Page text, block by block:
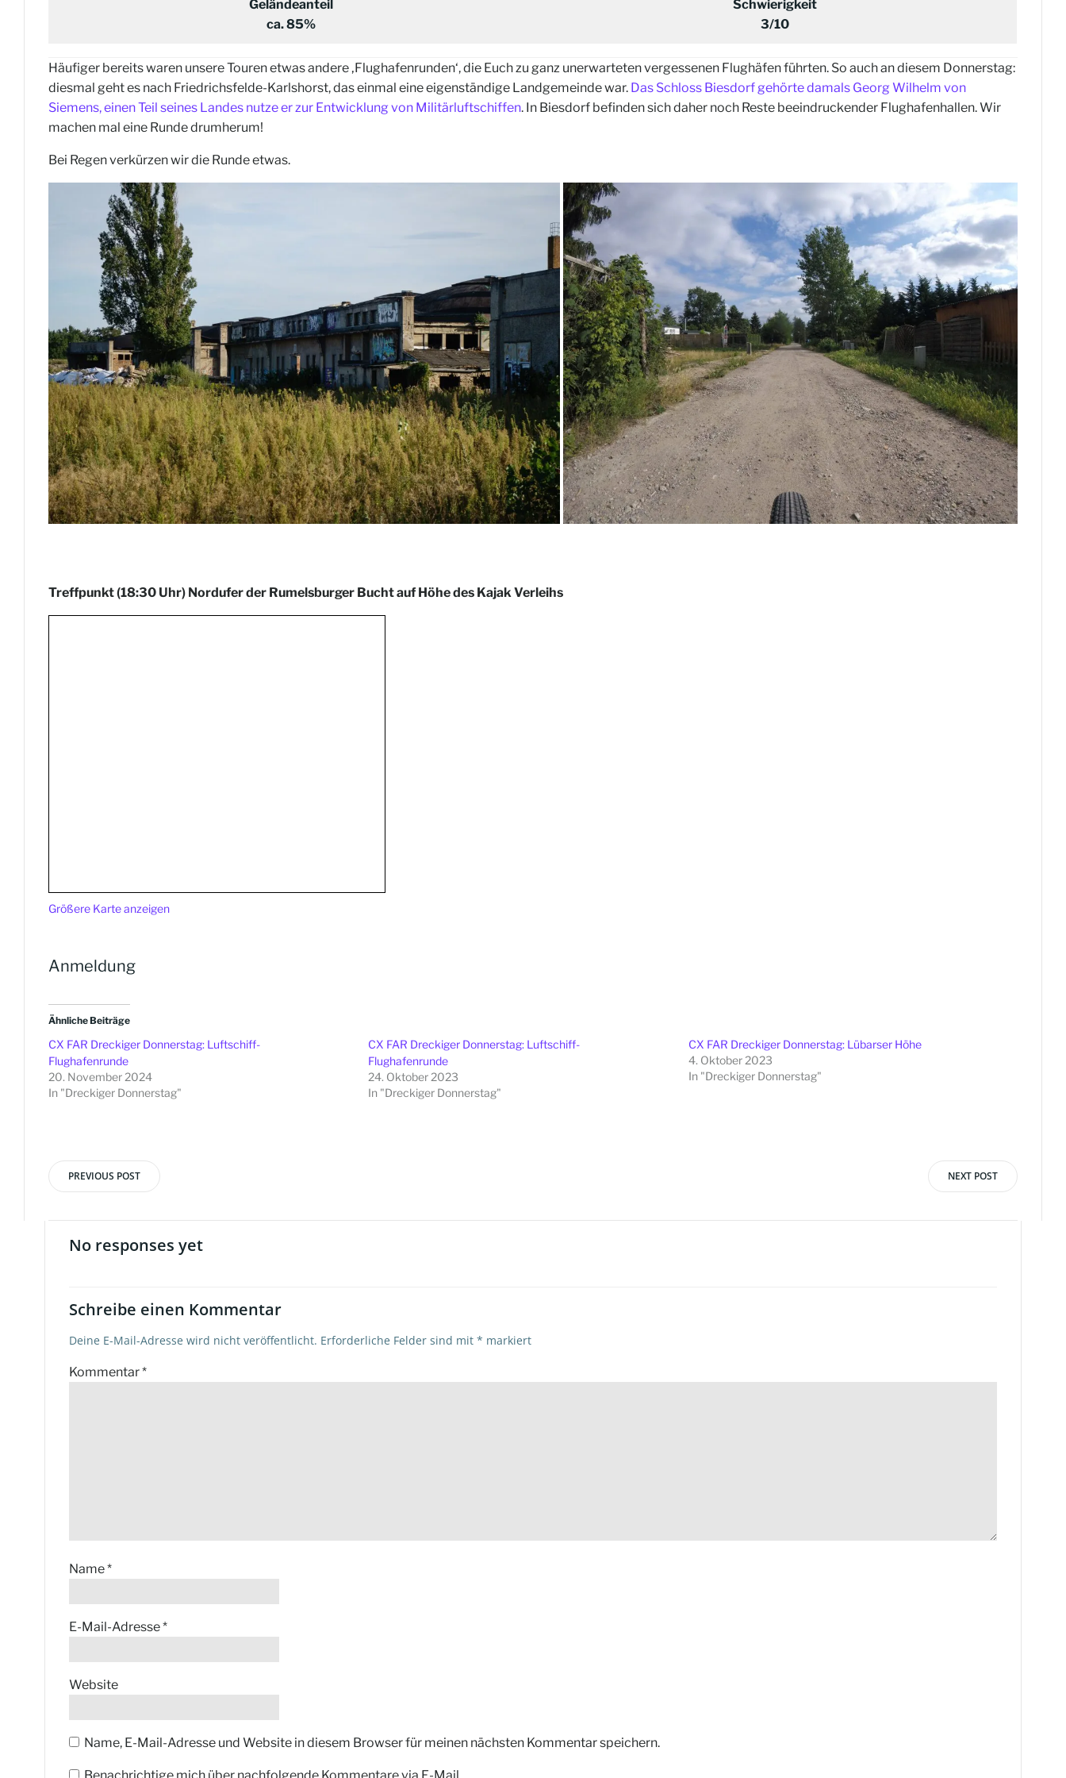
Geländeanteil
ca. 85%
Schwierigkeit
3/10
Häufiger bereits waren unsere Touren etwas andere ‚Flughafenrunden‘, die Euch zu ganz unerwarteten vergessenen Flughäfen führten. So auch an diesem Donnerstag:
diesmal geht es nach Friedrichsfelde-Karlshorst, das einmal eine eigenständige Landgemeinde war. Das Schloss Biesdorf gehörte damals Georg Wilhelm von
Siemens, einen Teil seines Landes nutze er zur Entwicklung von Militärluftschiffen. In Biesdorf befinden sich daher noch Reste beeindruckender Flughafenhallen. Wir
machen mal eine Runde drumherum!
Bei Regen verkürzen wir die Runde etwas.
Treffpunkt (18:30 Uhr) Nordufer der Rumelsburger Bucht auf Höhe des Kajak Verleihs
Größere Karte anzeigen
Anmeldung
Ähnliche Beiträge
CX FAR Dreckiger Donnerstag: Luftschiff-
Flughafenrunde
20. November 2024
In "Dreckiger Donnerstag"
CX FAR Dreckiger Donnerstag: Luftschiff-
Flughafenrunde
24. Oktober 2023
In "Dreckiger Donnerstag"
CX FAR Dreckiger Donnerstag: Lübarser Höhe
4. Oktober 2023
In "Dreckiger Donnerstag"
Beitragsnavigation
PREVIOUS POST
Beitragsnavigation
NEXT POST
No responses yet
Schreibe einen Kommentar
Deine E-Mail-Adresse wird nicht veröffentlicht. Erforderliche Felder sind mit * markiert
Kommentar*
Name*
E-Mail-Adresse*
Website
Name, E-Mail-Adresse und Website in diesem Browser für meinen nächsten Kommentar speichern.